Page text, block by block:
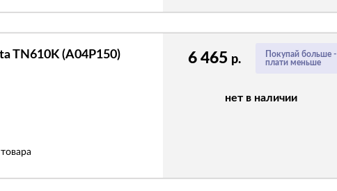
Покупай больше -
плати меньше
6 465 р.
нет в наличии
TN610K (A04P150)